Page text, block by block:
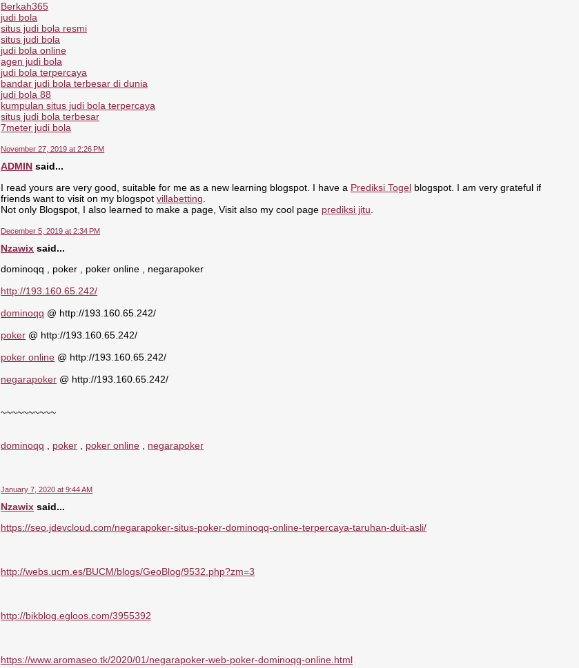
Berkah365
judi bola
situs judi bola resmi
situs judi bola
judi bola online
agen judi bola
judi bola terpercaya
bandar judi bola terbesar di dunia
judi bola 88
kumpulan situs judi bola terpercaya
situs judi bola terbesar
7meter judi bola
November 27, 2019 at 2:26 PM
ADMIN said...
I read yours are very good, suitable for me as a new learning blogspot. I have a Prediksi Togel blogspot. I am very grateful if
friends want to visit on my blogspotvillabetting
Not only Blogspot, I also learned to make a page, Visit also my cool page prediksi jitu
December 5, 2019 at 2:34 PM
Nzawix said...
dominoqq , poker , poker online , negarapoker
http://193.160.65.242/
dominoqq @ http://193.160.65.242/
poker @ http://193.160.65.242/
poker online @ http://193.160.65.242/
negarapoker @ http://193.160.65.242/
~~~~~~~~~~
dominoqq , poker , poker online , negarapoker
January 7, 2020 at 9:44 AM
Nzawix said...
https://seo.jdevcloud.com/negarapoker-situs-poker-dominoqq-online-terpercaya-taruhan-duit-asli/
http://webs.ucm.es/BUCM/blogs/GeoBlog/9532.php?zm=3
http://bikblog.egloos.com/3955392
https://www.aromaseo.tk/2020/01/negarapoker-web-poker-dominoqq-online.html